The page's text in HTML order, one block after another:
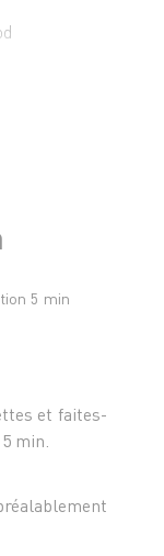
5 min
et faites-
min.